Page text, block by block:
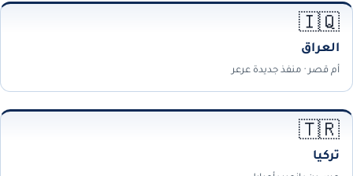
🇮🇶
العراق
أم قصر · منفذ جديدة عرعر
🇹🇷
تركيا